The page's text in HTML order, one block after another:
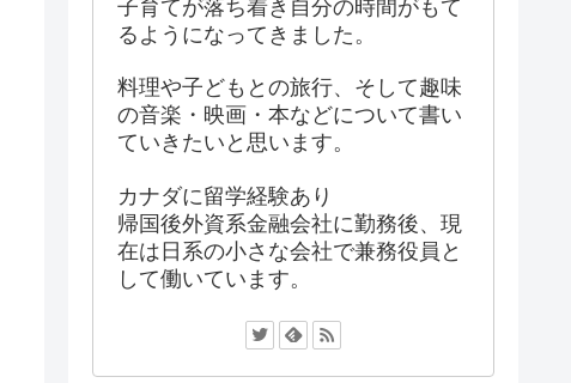
子育てが落ち着き自分の時間がもて
るようになってきました。
料理や子どもとの旅行、そして趣味
の音楽・映画・本などについて書い
ていきたいと思います。
カナダに留学経験あり
帰国後外資系金融会社に勤務後、現
在は日系の小さな会社で兼務役員と
して働いています。